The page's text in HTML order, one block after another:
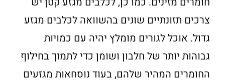
צרכים תזונתיים שונים בהשוואה לכלבים מגזע
גדול. אוכל לגורים מומלץ יהיה עם כמויות
גבוהות יותר של חלבון ושומן כדי לתמוך בחילוף
החומרים המהיר שלהם, בעוד נוסחאות מגזעים